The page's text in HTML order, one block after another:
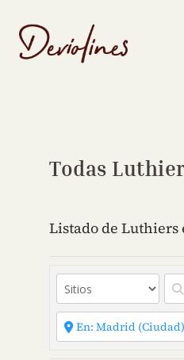
Todas
Listado de Luthiers